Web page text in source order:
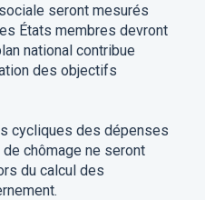
seront mesurés
États membres devront
national contribue
des objectifs
cycliques des dépenses
chômage ne seront
du calcul des